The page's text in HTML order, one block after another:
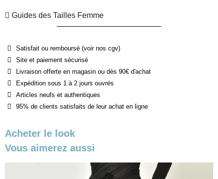
Guides des Tailles Femme
Satisfait ou remboursé (voir nos cgv)
Site et paiement sécurisé
Livraison offerte en magasin ou dès 90€ d'achat
Expédition sous 1 à 2 jours ouvrés
Articles neufs et authentiques
95% de clients satisfaits de leur achat en ligne
Acheter le look
Vous aimerez aussi